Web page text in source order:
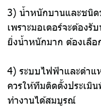
3) น้ำหนักบานและชนิด
เพราะมอเตอร์จะต้อง
ยิ่งน้ำหนักมาก ต้องเลื
4) ระบบไฟฟ้าและตำแ
ควรให้ทีมติดตั้งประเมิ
ทำงานได้สมบูรณ์